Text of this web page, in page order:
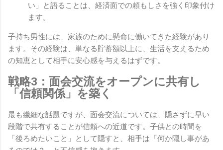
い」と語ることは、経済面での頼もしさを強く印象付け
ます。
子持ち男性には、家族のために懸命に働いてきた経験があり
ます。その経験は、単なる貯蓄額以上に、生活を支えるため
の知恵として相手に安心感を与えるはずです。
戦略3：面会交流をオープンに共有し
「信頼関係」を築く
最も繊細な話題ですが、面会交流については、隠さずに早い
段階で共有することが信頼への近道です。子供との時間を
「後ろめたいこと」として隠すと、相手は「何か隠し事があ